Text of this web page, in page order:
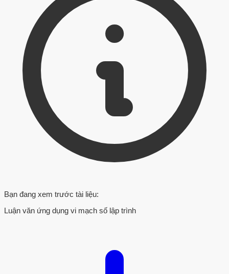
Bạn đang xem trước tài liệu:
Luận văn ứng dụng vi mạch số lập trình